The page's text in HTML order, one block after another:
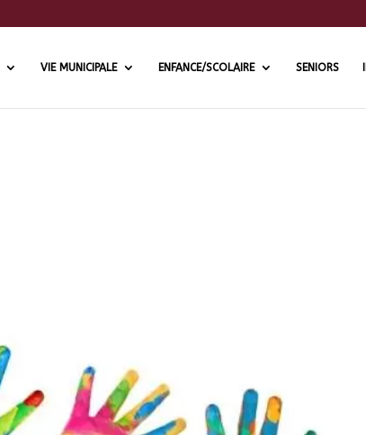
VIE MUNICIPALE ENFANCE/SCOLAIRE SENIORS